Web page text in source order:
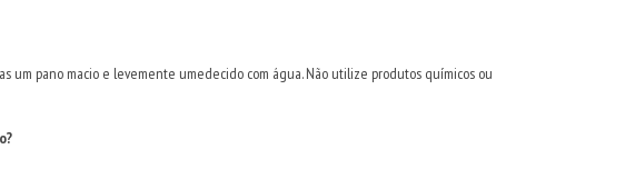
um pano macio e levemente umedecido com água. Não utilize produtos químicos ou